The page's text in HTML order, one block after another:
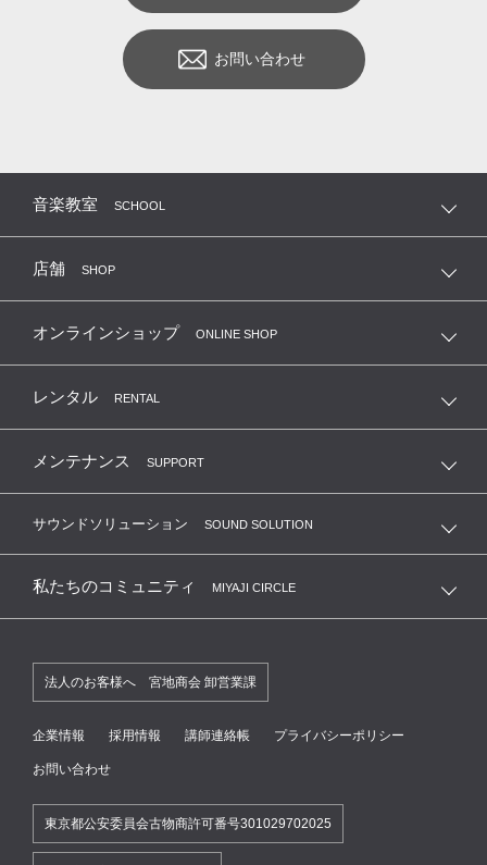
お問い合わせ
音楽教室 SCHOOL
店舗 SHOP
オンラインショップ ONLINE SHOP
レンタル RENTAL
メンテナンス SUPPORT
サウンドソリューション SOUND SOLUTION
私たちのコミュニティ MIYAJI CIRCLE
法人のお客様へ 宮地商会 卸営業課
企業情報 採用情報 講師連絡帳 プライバシーポリシー
お問い合わせ
東京都公安委員会古物商許可番号301029702025